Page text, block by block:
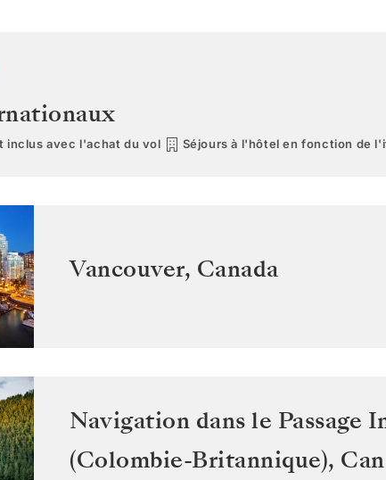
inclus avec l'achat du vol Séjours à l'hôtel en fonction de
Vancouver, Canada
Navigation dans le Passage
(Colombie-Britannique),